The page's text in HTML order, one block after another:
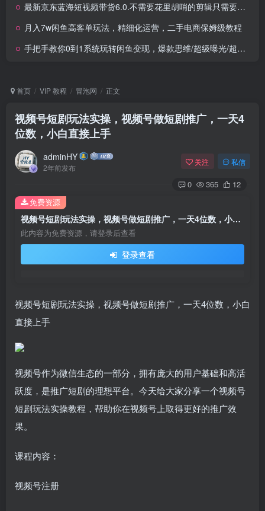
最新京东蓝海短视频带货6.0.不需要花里胡哨的剪辑只需要简单动手搬运结合黑科技0粉也能带货
月入7w闲鱼高客单玩法，精细化运营，二手电商保姆级教程
手把手教你0到1系统玩转闲鱼变现，爆款思维/超级曝光/超高转化（15节课）
首页 VIP 教程 冒泡网 正文
视频号短剧玩法实操，视频号做短剧推广，一天4
位数，小白直接上手
adminHY
2年前发布
关注 私信
0 365 12
视频号短剧玩法实操，视频号做短剧推广，一天4位数，小白直接上手
此内容为免费资源，请登录后查看
登录查看
免费资源
视频号短剧玩法实操，视频号做短剧推广，一天4位数，小白
直接上手
视频号作为微信生态的一部分，拥有庞大的用户基础和高活
跃度，是推广短剧的理想平台。今天给大家分享一个视频号
短剧玩法实操教程，帮助你在视频号上取得更好的推广效
果。
课程内容：
视频号注册